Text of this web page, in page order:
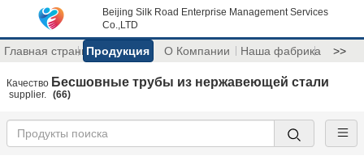
Beijing Silk Road Enterprise Management Services
Co.,LTD
Главная страницаПродукция О Компании Наша фабрика >>
Качество Бесшовные трубы из нержавеющей стали
supplier. (66)